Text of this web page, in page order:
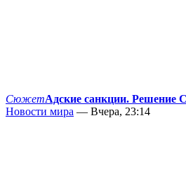
СюжетАдские санкции.
Новости мира — Вчера, 23:14